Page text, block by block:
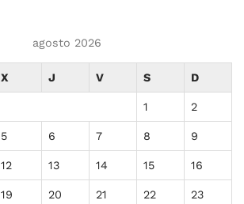
agosto 2026
X J V S D
1 2
5 6 7 8 9
12 13 14 15 16
19 20 21 22 23